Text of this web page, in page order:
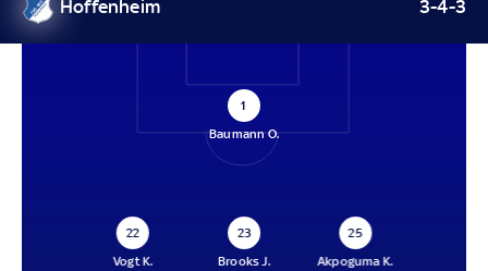
Hoffenheim 3-4-3
1
Baumann O.
22
Vogt K.
23
Brooks J.
25
Akpoguma K.